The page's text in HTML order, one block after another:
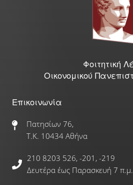
Οικονομικές
Ξένες
Αγγλικά
Ρώσικα
Φοιτητική
Οικονομικού
Επικοινωνία
Πατησίων 76,
Τ.Κ. 10434 Αθήνα
210 8203 526, -201, -219
Δευτέρα έως Παρασκευή 7